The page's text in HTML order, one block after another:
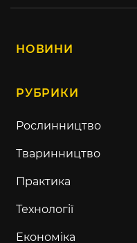
НОВИНИ
РУБРИКИ
Рослинництво
Тваринництво
Практика
Технології
Економіка